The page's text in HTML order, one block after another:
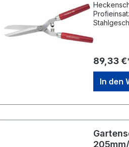
Stahlgeschmiedet •
• Mit
Holzgriffe • Verchromte
Victoria
victoria.de
89,33
In den